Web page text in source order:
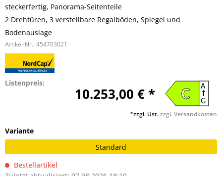
steckerfertig, Panorama-Seitenteile
2 Drehtüren, 3 verstellbare Regalböden, Spiegel und
Bodenauslage
Artikel-Nr.: 454703021
Listenpreis:
10.253,00 € * A
G
C
*zzgl. Ust.zzgl. Versandkosten
Variante
Standard
Bestellartikel